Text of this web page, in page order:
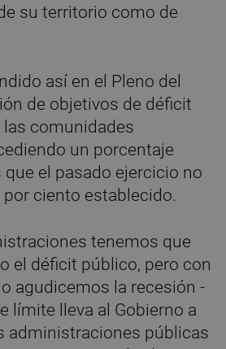
su territorio como de
así en el Pleno del
de objetivos de déficit
comunidades
un porcentaje
que el pasado ejercicio no
por ciento establecido.
tenemos que
el déficit público, pero con
agudicemos la recesión -
límite lleva al Gobierno a
administraciones públicas